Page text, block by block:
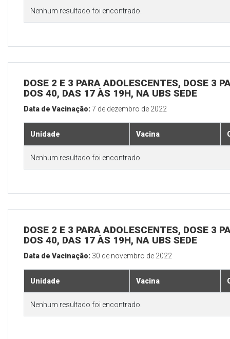
Nenhum resultado foi encontrado.
DOSE 2 E 3 PARA ADOLESCENTES, DOSE 3
DOS 40, DAS 17 ÀS 19H, NA UBS SEDE
Data de Vacinação:7 de dezembro de 2022
Unidade Vacina
Nenhum resultado foi encontrado.
DOSE 2 E 3 PARA ADOLESCENTES, DOSE 3
DOS 40, DAS 17 ÀS 19H, NA UBS SEDE
Data de Vacinação: 30 de novembro de 2022
Unidade Vacina
Nenhum resultado foi encontrado.